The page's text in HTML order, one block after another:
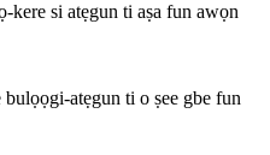
kere si atẹgun ti aṣa fun awọn
atẹgun ti o ṣee gbe fun